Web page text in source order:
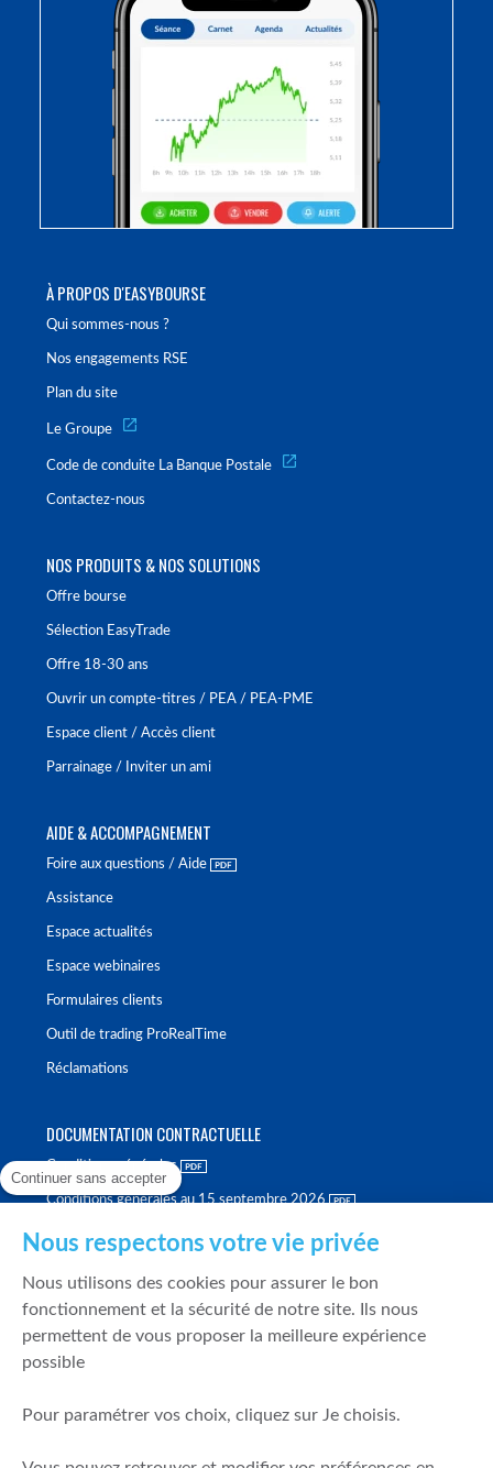
À PROPOS D'EASYBOURSE
Qui sommes-nous ?
Nos engagements RSE
Plan du site
Le Groupe
Code de conduite La Banque Postale
Contactez-nous
NOS PRODUITS & NOS SOLUTIONS
Offre bourse
Sélection EasyTrade
Offre 18-30 ans
Ouvrir un compte-titres / PEA / PEA-PME
Espace client / Accès client
Parrainage / Inviter un ami
AIDE & ACCOMPAGNEMENT
Foire aux questions / Aide
Assistance
Espace actualités
Espace webinaires
Formulaires clients
Outil de trading ProRealTime
Réclamations
DOCUMENTATION CONTRACTUELLE
Conditions générales
Conditions générales au 15 septembre 2026
Politique de meilleure sélection
Politique de durabilité
Fonds de garantie des dépôts et de résolution
Continuer sans accepter
Nous respectons votre vie privée
Nous utilisons des cookies pour assurer le bon
fonctionnement et la sécurité de notre site. Ils nous
permettent de vous proposer la meilleure expérience
possible
Pour paramétrer vos choix, cliquez sur Je choisis.